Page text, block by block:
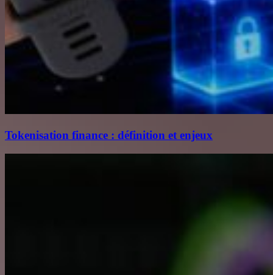
Tokenisation finance : définition et enjeux